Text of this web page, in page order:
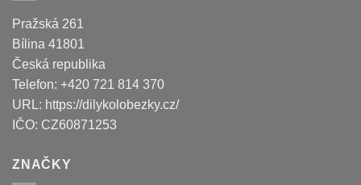
Pražská 261
Bílina 41801
Česká republika
Telefon: +420 721 814 370
URL: https://dilykolobezky.cz/
IČO: CZ60871253
ZNAČKY